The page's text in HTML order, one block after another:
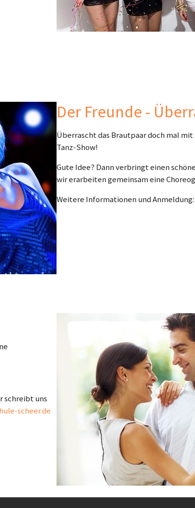
Der Freunde -
Überrascht das Brautpaar doch mal
Tanz-Show!
Gute Idee? Dann verbringt einen
wir erarbeiten gemeinsam eine
Weitere Informationen und Anmeldung:
schreibt uns
scheer.de